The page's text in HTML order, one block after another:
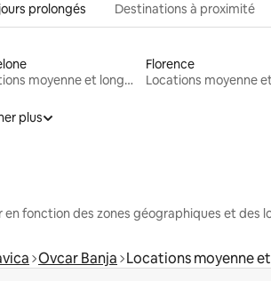
prolongés Destinations à proximité
Locations moyenne et longue durée
Florence
plus
fonction des zones géographiques et des
Ovcar Banja Locations moyenne